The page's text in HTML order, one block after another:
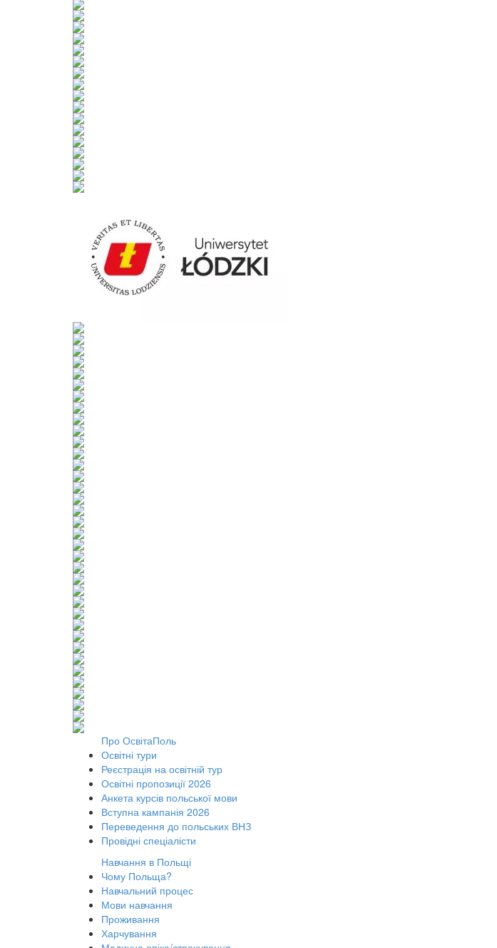
Про ОсвітаПоль
Освітні тури
Реєстрація на освітній тур
Освітні пропозиції 2026
Анкета курсів польської мови
Вступна кампанія 2026
Переведення до польських ВНЗ
Провідні спеціалісти
Навчання в Польщі
Чому Польща?
Навчальний процес
Мови навчання
Проживання
Харчування